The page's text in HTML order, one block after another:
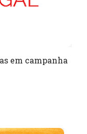
em campanha